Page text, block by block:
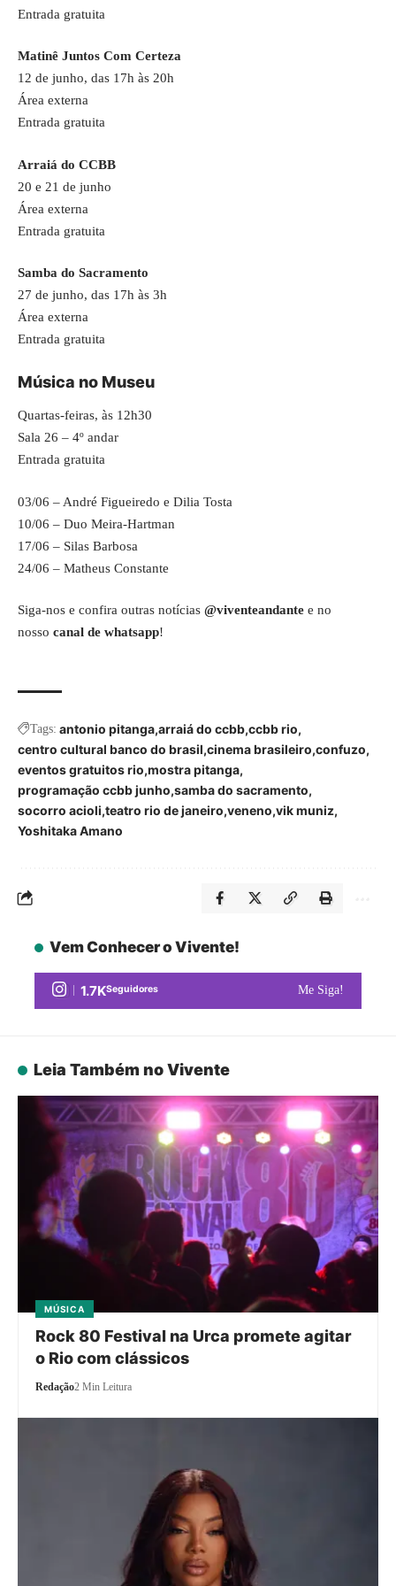
Entrada gratuita
Matinê Juntos Com Certeza
12 de junho, das 17h às 20h
Área externa
Entrada gratuita
Arraiá do CCBB
20 e 21 de junho
Área externa
Entrada gratuita
Samba do Sacramento
27 de junho, das 17h às 3h
Área externa
Entrada gratuita
Música no Museu
Quartas-feiras, às 12h30
Sala 26 – 4º andar
Entrada gratuita
03/06 – André Figueiredo e Dilia Tosta
10/06 – Duo Meira-Hartman
17/06 – Silas Barbosa
24/06 – Matheus Constante
Siga-nos e confira outras notícias @viventeandante e no
nosso canal de whatsapp!
Tags: antonio pitanga arraiá do ccbb ccbb rio
centro cultural banco do brasil cinema brasileiro confuzo
eventos gratuitos rio mostra pitanga
programação ccbb junho samba do sacramento
socorro acioli teatro rio de janeiro veneno vik muniz
Yoshitaka Amano
Vem Conhecer o Vivente!
1.7KSeguidores Me Siga!
Leia Também no Vivente
MÚSICA
Rock 80 Festival na Urca promete agitar
o Rio com clássicos
Redação2 Min Leitura